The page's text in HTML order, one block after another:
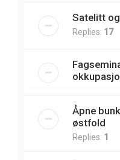
Satelitt
Replies: 17
Åpne
østfold
Replies: 1